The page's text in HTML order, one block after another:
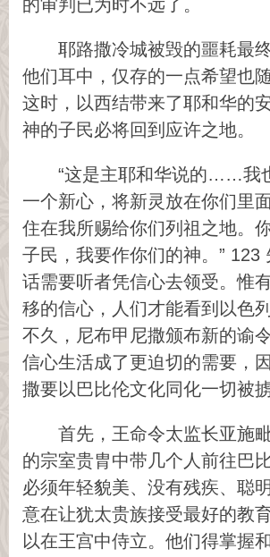
的审判已为时不远了。
耶路撒冷城被毁的噩耗最
他们耳中，仅存的一点希望也
这时，以西结带来了耶和华的
神的子民必将回到应许之地。
“这是主耶和华说的……我
一个新心，将新灵放在你们
住在我所赐给你们列祖之地。
子民，我要作你们的神。” 123
话需要听者凭信心去领受。惟
移的信心，人们才能看到以色
不久，尼布甲尼撒颁布新的谕
信心生活成了更迫切的需要，
撒要以巴比伦文化同化一切被掳
首先，王命令太监长亚施
的宗室贵胄中带几个人前往巴
必须年轻貌美、没有残疾、聪
意在让犹太贵族接受最好的教
以在王宫中侍立。他们得掌握